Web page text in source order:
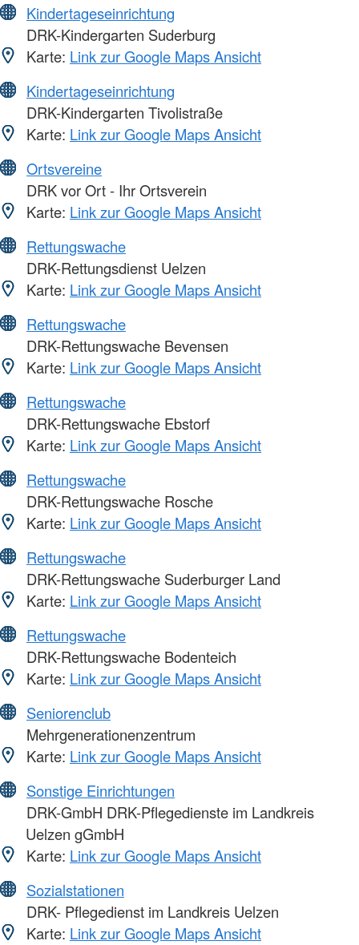
Kindertageseinrichtung
DRK-Kindergarten Suderburg
Karte: Link zur Google Maps Ansicht
Kindertageseinrichtung
DRK-Kindergarten Tivolistraße
Karte: Link zur Google Maps Ansicht
Ortsvereine
DRK vor Ort - Ihr Ortsverein
Karte: Link zur Google Maps Ansicht
Rettungswache
DRK-Rettungsdienst Uelzen
Karte: Link zur Google Maps Ansicht
Rettungswache
DRK-Rettungswache Bevensen
Karte: Link zur Google Maps Ansicht
Rettungswache
DRK-Rettungswache Ebstorf
Karte: Link zur Google Maps Ansicht
Rettungswache
DRK-Rettungswache Rosche
Karte: Link zur Google Maps Ansicht
Rettungswache
DRK-Rettungswache Suderburger Land
Karte: Link zur Google Maps Ansicht
Rettungswache
DRK-Rettungswache Bodenteich
Karte: Link zur Google Maps Ansicht
Seniorenclub
Mehrgenerationenzentrum
Karte: Link zur Google Maps Ansicht
Sonstige Einrichtungen
DRK-GmbH DRK-Pflegedienste im Landkreis
Uelzen gGmbH
Karte: Link zur Google Maps Ansicht
Sozialstationen
DRK- Pflegedienst im Landkreis Uelzen
Karte: Link zur Google Maps Ansicht